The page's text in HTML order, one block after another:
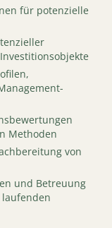
für potenzielle
Methoden
von
und Betreuung